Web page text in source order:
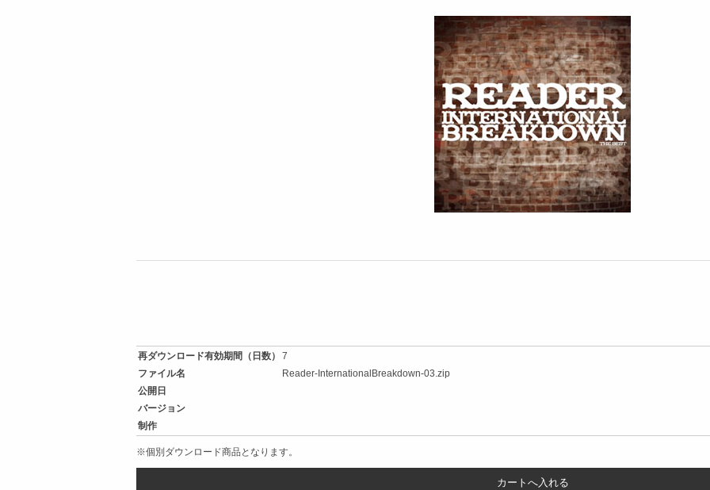
再ダウンロード有効期間（日数）
7
ファイル名
Reader-InternationalBreakdown-03.zip
公開日
バージョン
制作
※個別ダウンロード商品となります。